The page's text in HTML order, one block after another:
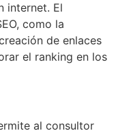
internet. El
como la
de enlaces
el ranking en los
al consultor